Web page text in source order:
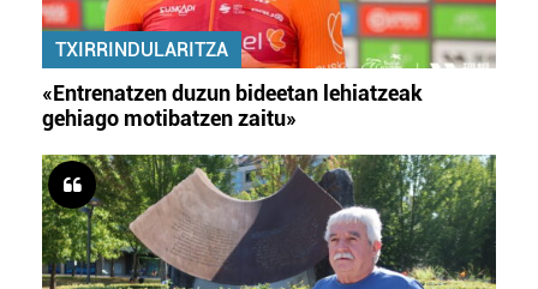
TXIRRINDULARITZA
«Entrenatzen duzun bideetan lehiatzeak
gehiago motibatzen zaitu»